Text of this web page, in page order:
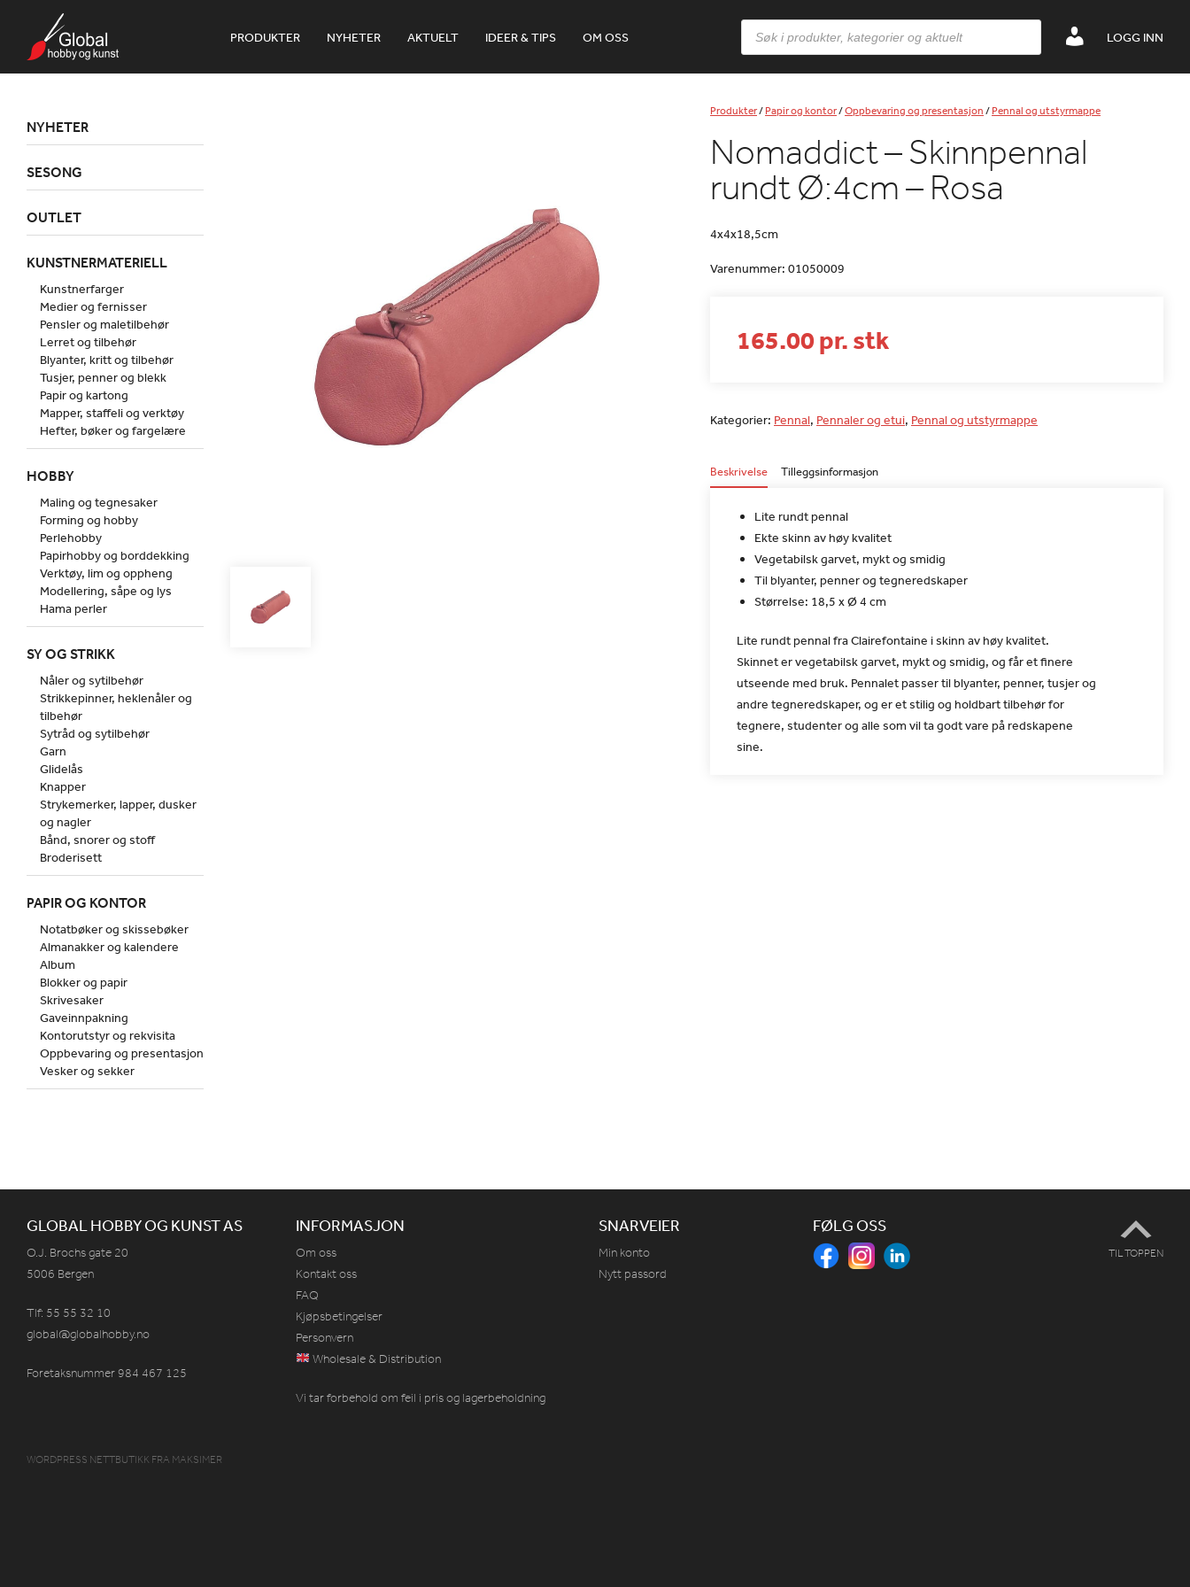
PRODUKTER NYHETER AKTUELT IDEER & TIPS OM OSS LOGG INN
Products
search
Produkter/Papir og kontor/Oppbevaring og presentasjon/Pennal og utstyrmappe
Nomaddict – Skinnpennal
rundt Ø:4cm – Rosa
4x4x18,5cm
Varenummer: 01050009
165.00 pr. stk
Kategorier: Pennal, Pennaler og etui, Pennal og utstyrmappe
Beskrivelse Tilleggsinformasjon
Lite rundt pennal
Ekte skinn av høy kvalitet
Vegetabilsk garvet, mykt og smidig
Til blyanter, penner og tegneredskaper
Størrelse: 18,5 x Ø 4 cm
Lite rundt pennal fra Clairefontaine i skinn av høy kvalitet.
Skinnet er vegetabilsk garvet, mykt og smidig, og får et finere
utseende med bruk. Pennalet passer til blyanter, penner, tusjer og
andre tegneredskaper, og er et stilig og holdbart tilbehør for
tegnere, studenter og alle som vil ta godt vare på redskapene
sine.
NYHETER
SESONG
OUTLET
KUNSTNERMATERIELL
Kunstnerfarger
Medier og fernisser
Pensler og maletilbehør
Lerret og tilbehør
Blyanter, kritt og tilbehør
Tusjer, penner og blekk
Papir og kartong
Mapper, staffeli og verktøy
Hefter, bøker og fargelære
HOBBY
Maling og tegnesaker
Forming og hobby
Perlehobby
Papirhobby og borddekking
Verktøy, lim og oppheng
Modellering, såpe og lys
Hama perler
SY OG STRIKK
Nåler og sytilbehør
Strikkepinner, heklenåler og
tilbehør
Sytråd og sytilbehør
Garn
Glidelås
Knapper
Strykemerker, lapper, dusker
og nagler
Bånd, snorer og stoff
Broderisett
PAPIR OG KONTOR
Notatbøker og skissebøker
Almanakker og kalendere
Album
Blokker og papir
Skrivesaker
Gaveinnpakning
Kontorutstyr og rekvisita
Oppbevaring og presentasjon
Vesker og sekker
GLOBAL HOBBY OG KUNST AS
O.J. Brochs gate 20
5006 Bergen
Tlf: 55 55 32 10
global@globalhobby.no
Foretaksnummer 984 467 125
INFORMASJON
Om oss
Kontakt oss
FAQ
Kjøpsbetingelser
Personvern
Wholesale & Distribution
Vi tar forbehold om feil i pris og lagerbeholdning
SNARVEIER
Min konto
Nytt passord
FØLG OSS
TIL TOPPEN
WORDPRESS NETTBUTIKK FRA MAKSIMER